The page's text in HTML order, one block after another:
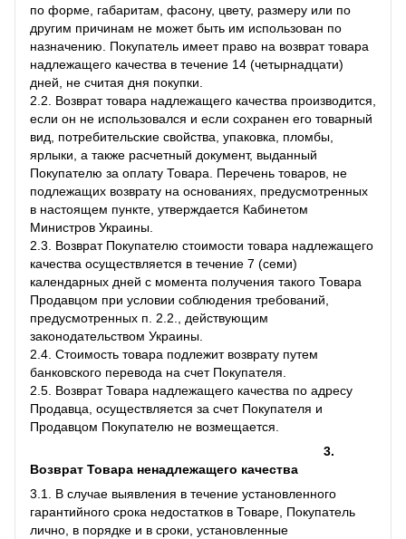
по форме, габаритам, фасону, цвету, размеру или по
другим причинам не может быть им использован по
назначению. Покупатель имеет право на возврат товара
надлежащего качества в течение 14 (четырнадцати)
дней, не считая дня покупки.
2.2. Возврат товара надлежащего качества производится,
если он не использовался и если сохранен его товарный
вид, потребительские свойства, упаковка, пломбы,
ярлыки, а также расчетный документ, выданный
Покупателю за оплату Товара. Перечень товаров, не
подлежащих возврату на основаниях, предусмотренных
в настоящем пункте, утверждается Кабинетом
Министров Украины.
2.3. Возврат Покупателю стоимости товара надлежащего
качества осуществляется в течение 7 (семи)
календарных дней с момента получения такого Товара
Продавцом при условии соблюдения требований,
предусмотренных п. 2.2., действующим
законодательством Украины.
2.4. Стоимость товара подлежит возврату путем
банковского перевода на счет Покупателя.
2.5. Возврат Товара надлежащего качества по адресу
Продавца, осуществляется за счет Покупателя и
Продавцом Покупателю не возмещается.
3.
Возврат Товара ненадлежащего качества
3.1. В случае выявления в течение установленного
гарантийного срока недостатков в Товаре, Покупатель
лично, в порядке и в сроки, установленные